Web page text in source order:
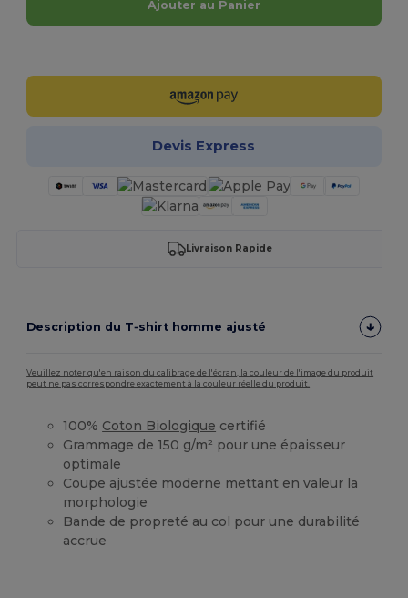
Ajouter au Panier
Devis Express
Livraison Rapide
Description du T‑shirt homme ajusté
Veuillez noter qu'en raison du calibrage de l'écran, la couleur de l'image du produit
peut ne pas correspondre exactement à la couleur réelle du produit.
100% Coton Biologique certifié
Grammage de 150 g/m² pour une épaisseur
optimale
Coupe ajustée moderne mettant en valeur la
morphologie
Bande de propreté au col pour une durabilité
accrue